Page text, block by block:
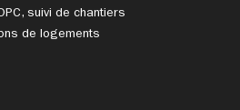
suivi de chantiers
de logements